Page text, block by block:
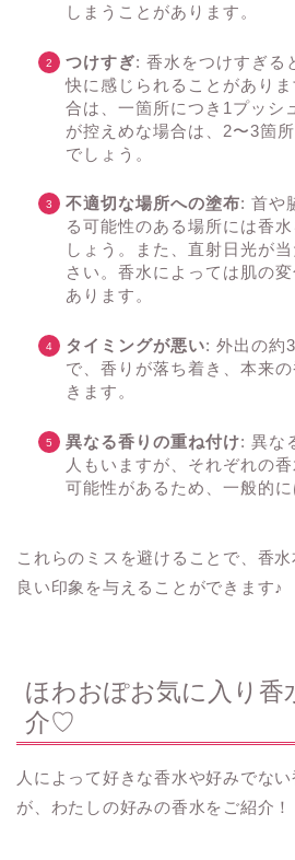
しまうことがあります。
つけすぎ: 香水をつけすぎる
快に感じられることがありま
合は、一箇所につき1プッシ
が控えめな場合は、2〜3箇
でしょう。
不適切な場所への塗布: 首や
る可能性のある場所には香
しょう。また、直射日光が
さい。香水によっては肌の
あります。
タイミングが悪い: 外出の約
で、香りが落ち着き、本来
きます。
異なる香りの重ね付け: 異な
人もいますが、それぞれの
可能性があるため、一般的に
これらのミスを避けることで、香水
良い印象を与えることができます♪
ほわおぽお気に入り香
介♡
人によって好きな香水や好みでな
が、わたしの好みの香水をご紹介！